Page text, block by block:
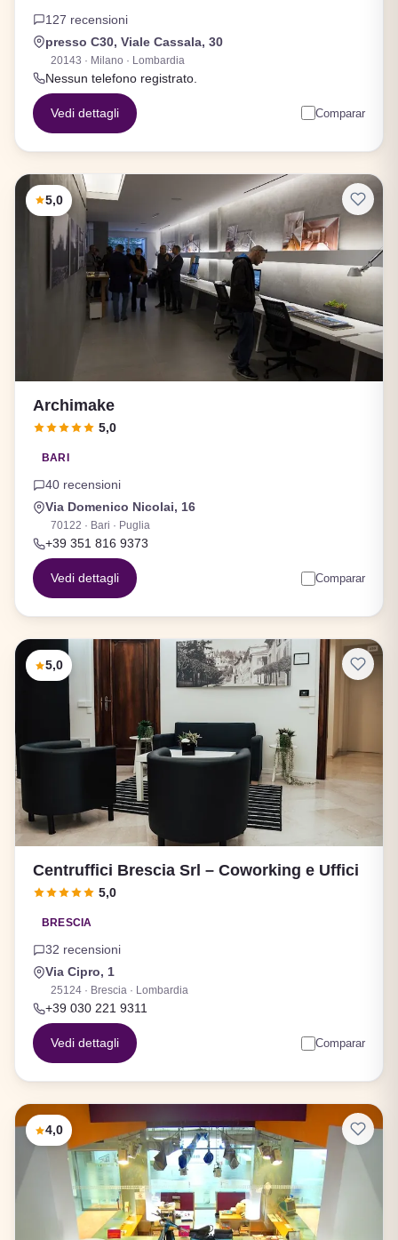
127 recensioni
presso C30, Viale Cassala, 30
20143 · Milano · Lombardia
Nessun telefono registrato.
Vedi dettagli Comparar
5,0
Archimake
5,0
BARI
40 recensioni
Via Domenico Nicolai, 16
70122 · Bari · Puglia
+39 351 816 9373
Vedi dettagli Comparar
5,0
Centruffici Brescia Srl – Coworking e Uffici
5,0
BRESCIA
32 recensioni
Via Cipro, 1
25124 · Brescia · Lombardia
+39 030 221 9311
Vedi dettagli Comparar
4,0